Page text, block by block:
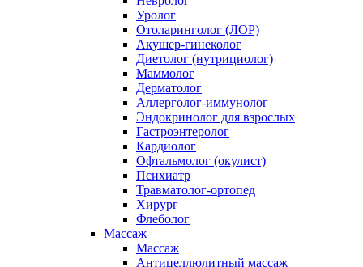
Уролог
Отоларинголог (ЛОР)
Акушер-гинеколог
Диетолог (нутрициолог)
Маммолог
Дерматолог
Аллерголог-иммунолог
Эндокринолог для взрослых
Гастроэнтеролог
Кардиолог
Офтальмолог (окулист)
Психиатр
Травматолог-ортопед
Хирург
Флеболог
Массаж
Массаж
Антицеллюлитный массаж